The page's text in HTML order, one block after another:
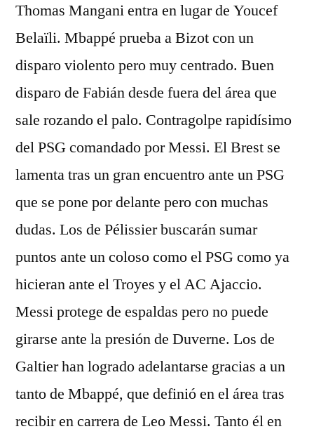
Thomas Mangani entra en lugar de Youcef
Belaïli. Mbappé prueba a Bizot con un
disparo violento pero muy centrado. Buen
disparo de Fabián desde fuera del área que
sale rozando el palo. Contragolpe rapidísimo
del PSG comandado por Messi. El Brest se
lamenta tras un gran encuentro ante un PSG
que se pone por delante pero con muchas
dudas. Los de Pélissier buscarán sumar
puntos ante un coloso como el PSG como ya
hicieran ante el Troyes y el AC Ajaccio.
Messi protege de espaldas pero no puede
girarse ante la presión de Duverne. Los de
Galtier han logrado adelantarse gracias a un
tanto de Mbappé, que definió en el área tras
recibir en carrera de Leo Messi. Tanto él en